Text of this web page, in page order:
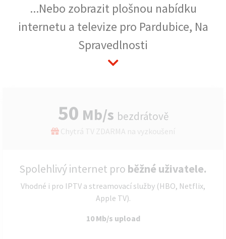
...Nebo zobrazit plošnou nabídku
internetu a televize pro Pardubice, Na
Spravedlnosti
50 Mb/s bezdrátově
Chytrá TV ZDARMA na vyzkoušení
Spolehlivý internet pro běžné uživatele.
Vhodné i pro IPTV a streamovací služby (HBO, Netflix,
Apple TV).
10 Mb/s upload